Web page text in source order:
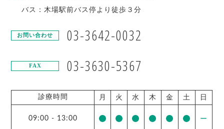
バス：木場駅前バス停より徒歩３分
お問い合わせ 03-3642-0032
FAX 03-3630-5367
診療時間 月 火 水 木 金 土 日
09:00 - 13:00 ー